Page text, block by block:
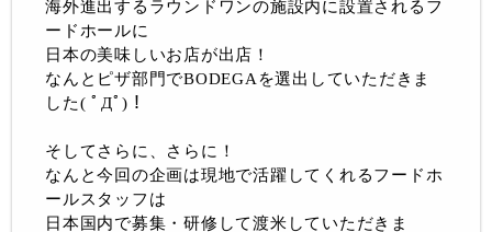
海外進出するラウンドワンの施設内に設置されるフ
ードホールに
日本の美味しいお店が出店！
なんとピザ部門でBODEGAを選出していただきま
した( ﾟДﾟ)！
そしてさらに、さらに！
なんと今回の企画は現地で活躍してくれるフードホ
ールスタッフは
日本国内で募集・研修して渡米していただきま